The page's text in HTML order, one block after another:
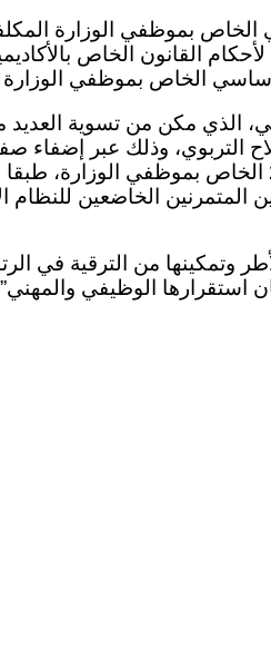
بموظفي الوزارة
القانون الخاص
الخاص بموظفي الوزارة
الذي مكن من تسوية
التربوي، وذلك عبر
بالوزارة المكلفة بالتربية الوطنية، سواء المنبثقين عن
المتمرنين الخاضعين
وتمكينها من الترقية في
استقرارها الوظيفي